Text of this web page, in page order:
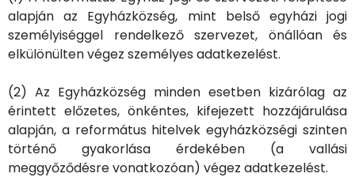
alapján az Egyházközség, mint belső egyházi jogi
személyiséggel rendelkező szervezet, önállóan és
elkülönülten végez személyes adatkezelést.
(2) Az Egyházközség minden esetben kizárólag az
érintett előzetes, önkéntes, kifejezett hozzájárulása
alapján, a református hitelvek egyházközségi szinten
történő gyakorlása érdekében (a vallási
meggyőződésre vonatkozóan) végez adatkezelést.